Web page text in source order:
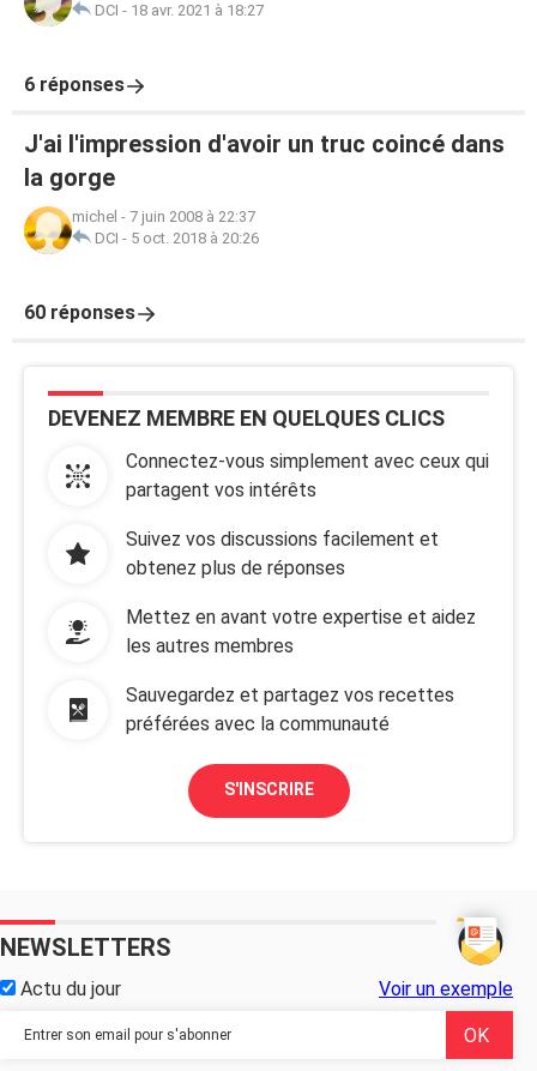
DCI - 18 avr. 2021 à 18:27
6 réponses
J'ai l'impression d'avoir un truc coincé dans
la gorge
michel - 7 juin 2008 à 22:37
DCI - 5 oct. 2018 à 20:26
60 réponses
DEVENEZ MEMBRE EN QUELQUES CLICS
Connectez-vous simplement avec ceux qui
partagent vos intérêts
Suivez vos discussions facilement et
obtenez plus de réponses
Mettez en avant votre expertise et aidez
les autres membres
Sauvegardez et partagez vos recettes
préférées avec la communauté
S'INSCRIRE
NEWSLETTERS
Actu du jour Voir un exemple